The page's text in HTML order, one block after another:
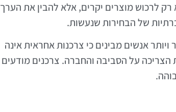
לרכוש מוצרים יקרים, אלא להבין את הערך
של הבחירות שנעשות.
אנשים מבינים כי צרכנות אחראית אינה
על הסביבה והחברה. צרכנים מודעים